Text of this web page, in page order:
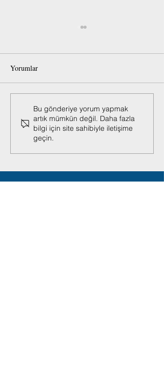
Moritanyalılar
Cumhurbaşkanı Erdoğan’ı
coşkuyla karşıladı
Yorumlar
Bu gönderiye yorum yapmak
artık mümkün değil. Daha fazla
bilgi için site sahibiyle iletişime
geçin.